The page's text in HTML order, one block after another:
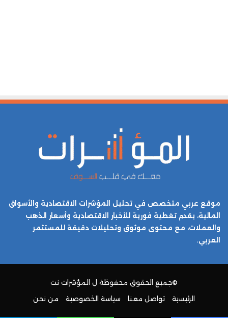
موقع عربي متخصص في تحليل المؤشرات الاقتصادية والأسواق
المالية، يقدم تغطية فورية للأخبار الاقتصادية وأسعار الذهب
والعملات، مع محتوى موثوق وتحليلات دقيقة للمستثمر
العربي.
©جميع الحقوق محفوظة ل المؤشرات نت
الرئيسية
تواصل معنا سياسة الخصوصية من نحن